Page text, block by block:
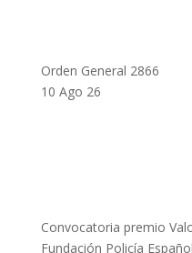
Orden General 2866
10 Ago 26
Convocatoria premio
Fundación Policía